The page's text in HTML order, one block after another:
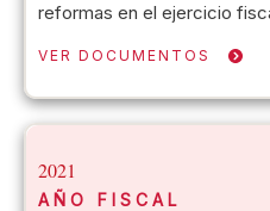
reformas en el ejercicio
VER DOCUMENTOS
2021
AÑO FISCAL